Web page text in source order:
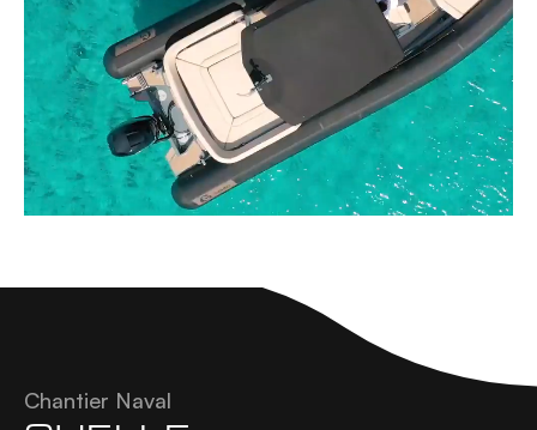
Chantier Naval